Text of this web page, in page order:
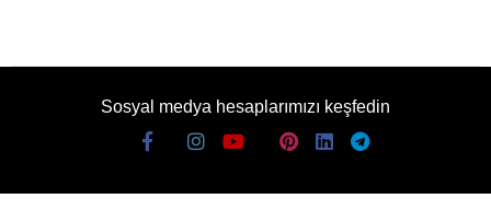
Sosyal medya hesaplarımızı keşfedin